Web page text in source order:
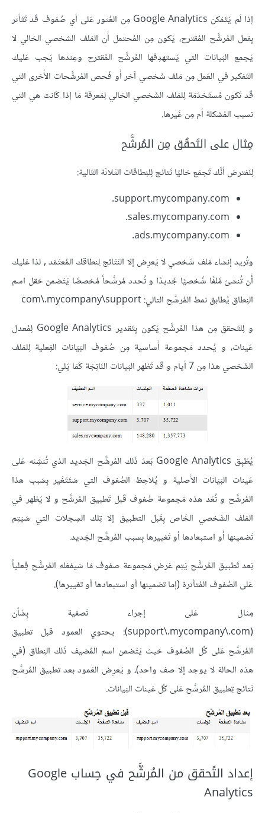
إذا لَم يَتَمَكن Google Analytics مِن العُثور عَلى أي صُفوف قَد تَتَأثر
بِفعل المُرشَّح المُقترح، يَكون مِن المُحتمل أَن المَلف الشخصي الحَالي لا
يَجمع البَيانات التي يَستهدِفها المُرشَّح المُقترح وعِندها يَجب عَليك
التَفكير في العَمل مِن مَلف شَخصي آخر أَو فَحص المُرشَّحات الأُخرى التي
قَد تَكون مُستَخدَمَة لِلمَلف الشَخصي الحَالي لِمَعرفة مَا إذا كَانت هي التي
تسبب المُشكلة أم مِن غَيرها.
مِثال على التَحقُق مِن المُرشَّح
لِنَفترض أنَّك تَجمَع حَاليًا نَتائج لِلنِطاقات الثَلاثَة التَالية:
support.mycompany.com.
sales.mycompany.com.
ads.mycompany.com.
وتُريد إنشاء مَلف شَخصي لا يَعرِض إلا النَتَائج لِنطاقك المُعتَمَد , لذا عَليك
أَن تُنشئ مًلفًا شًخصيًا جًديدًا و تُحدد مُرشَّحاً مُخصصًا يَتَضمن حَقل اسم
النِطاق يُطابق نمط المُرشَّح التالي: com\.mycompany\support
و لِلتَحقق مِن هذا المُرشَّح يَكون بِتَقدير Google Analytics لِمُعدل
عَينات، و يُحدد مَجموعة أَساسية مِن صُفوف البَيَانات الفِعلية لِلمَلف
الشَخصي هذا مِن 7 أيام و قَد تَظهر البَيانات النَاتِجَة كَمَا يَلي:
يُطَبِق Google Analytics بَعدَ ذَلك المُرشَّح الجَديد الذي تُنشِئه عَلى
عَينات البَيَانات الأَصلية و يُلاحِظ الصُفوف التي سَتَتَغَير بِسَبب هذا
المُرشَّح و تُعَد هذه مَجموعة صُفوف قَبل تَطبيق المُرشَّح و لا يَظهر في
المَلف الشَخصي الخَاص بِقَبل التطبيق إلا تِلك السِجلات التي سَيَتِم
تَضمينها أَو استبعادها أو تَغييرها بِسبب المُرشَّح الجَديد.
بَعد تَطبيق المُرشَّح يَتِم عَرض مَجموعة صفوف مَا سَيفعَله المُرشَّح فِعلياً
عَلى الصُفوف المُتأثرة (إما تضمينها أو استبعادها أو تغييرها).
مِثال عَلى إجراء تَصفية بِشَأن
(support\.mycompany\.com): يحتوي العمود قبل تطبيق
المُرشَّح عَلى كُل الصُفوف حَيث يَتَضمن اسم المُضيف ذَلك النِطاق (في
هذه الحالة لا يوجد إلا صف واحد)، و يَعرِض العَمود بعد تطبيق المُرشَّح
نَتائج تِطبيق المُرشَّح عَلى كُل عَينات البَيانات.
إعداد التًحقق من المُرشَّح في حِساب Google
Analytics